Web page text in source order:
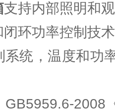
支持内部照明和
环功率控制技
系统，温度和功
GB5959.6-2008